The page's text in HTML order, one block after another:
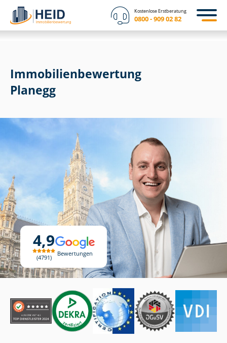
Kostenlose Erstberatung
0800 - 909 02 82
4,9
4791
Bewertungen
Immobilien­bewertung
Planegg